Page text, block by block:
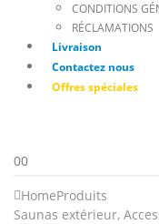
CONDITIONS
RÉCLAMATIONS
Livraison
Contactez nous
Offres spéciales
00
HomeProduits
Saunas extérieur,